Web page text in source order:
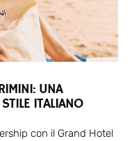
UNA
ITALIANO
con il Grand Hotel